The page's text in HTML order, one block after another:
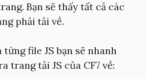
Bạn sẽ thấy tất cả các
phải tải về.
file JS bạn sẽ nhanh
trang tải JS của CF7 về: